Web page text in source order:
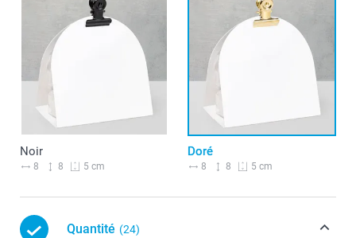
Noir
8 8 5 cm
Doré
8 8 5 cm
Quantité (24)